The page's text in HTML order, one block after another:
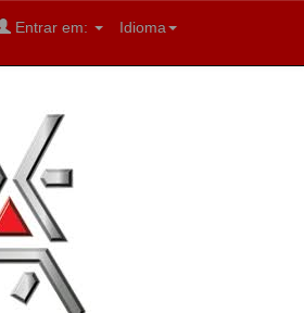
Idioma
Entrar em: